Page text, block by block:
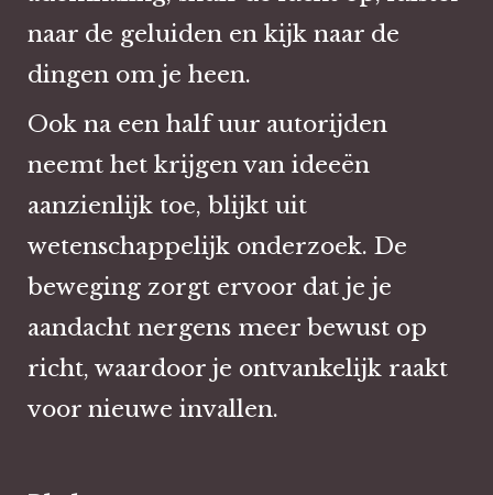
naar de geluiden en kijk naar de
dingen om je heen.
Ook na een half uur autorijden
neemt het krijgen van ideeën
aanzienlijk toe, blijkt uit
wetenschappelijk onderzoek. De
beweging zorgt ervoor dat je je
aandacht nergens meer bewust op
richt, waardoor je ontvankelijk raakt
voor nieuwe invallen.